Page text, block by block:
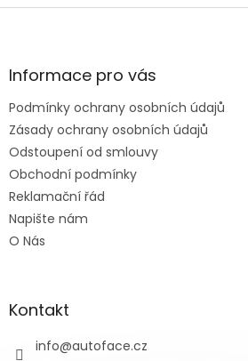
Z
aInformace pro vás
Podmínky ochrany osobních údajů
Zásady ochrany osobních údajů
Odstoupení od smlouvy
Obchodní podmínky
Reklamační řád
Napište nám
O Nás
Kontakt
info@autoface.cz